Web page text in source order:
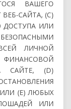
ВАШЕГО
САЙТА, ​​(C)
ИЛИ
ЛИЧНОЙ
САЙТЕ, (D)
(E) ЛЮБЫХ
ИЛИ